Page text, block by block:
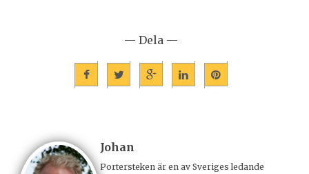
— Dela —
Johan
Portersteken är en av Sveriges ledande